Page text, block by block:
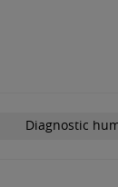
Diagnostic